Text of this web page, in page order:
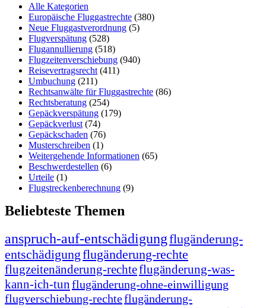
Alle Kategorien
Europäische Fluggastrechte (380)
Neue Fluggastverordnung (5)
Flugverspätung (528)
Flugannullierung (518)
Flugzeitenverschiebung (940)
Reisevertragsrecht (411)
Umbuchung (211)
Rechtsanwälte für Fluggastrechte (86)
Rechtsberatung (254)
Gepäckverspätung (179)
Gepäckverlust (74)
Gepäckschaden (76)
Musterschreiben (1)
Weitergehende Informationen (65)
Beschwerdestellen (6)
Urteile (1)
Flugstreckenberechnung (9)
Beliebteste Themen
anspruch-auf-entschädigungflugänderung-
entschädigungflugänderung-rechte
flugzeitenänderung-rechteflugänderung-was-
kann-ich-tun flugänderung-ohne-einwilligung
flugverschiebung-rechteflugänderung-